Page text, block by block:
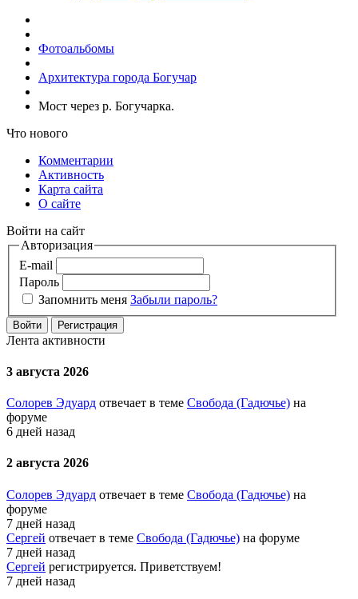
Фотоальбомы
Архитектура города Богучар
Мост через р. Богучарка.
Что нового
Комментарии
Активность
Карта сайта
О сайте
Войти на сайт
Авторизация
E-mail
Пароль
Запомнить меня Забыли пароль?
Войти Регистрация
Лента активности
3 августа 2026
Солорев Эдуард отвечает в теме Свобода (Гадючье) на
форуме
6 дней назад
2 августа 2026
Солорев Эдуард отвечает в теме Свобода (Гадючье) на
форуме
7 дней назад
Сергей отвечает в теме Свобода (Гадючье) на форуме
7 дней назад
Сергей регистрируется. Приветствуем!
7 дней назад